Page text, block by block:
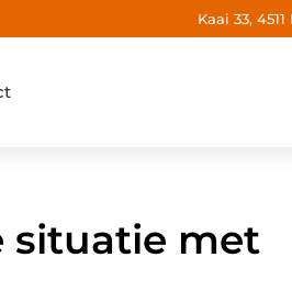
Kaai 33,
situatie met